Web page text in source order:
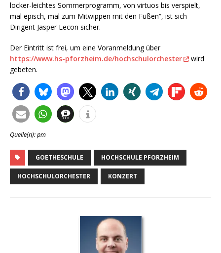
locker-leichtes Sommerprogramm, von virtuos bis verspielt,
mal episch, mal zum Mitwippen mit den Füßen“, ist sich
Dirigent Jasper Lecon sicher.
Der Eintritt ist frei, um eine Voranmeldung über
https://www.hs-pforzheim.de/hochschulorchester
wird
gebeten.
Quelle(n): pm
GOETHESCHULE HOCHSCHULE PFORZHEIM
HOCHSCHULORCHESTER KONZERT